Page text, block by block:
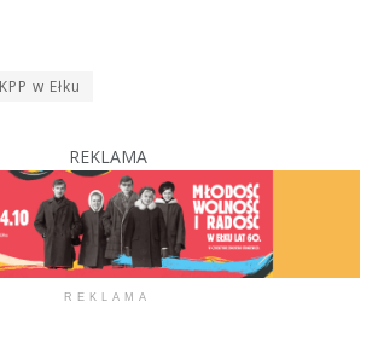
w Ełku
REKLAMA
REKLAMA